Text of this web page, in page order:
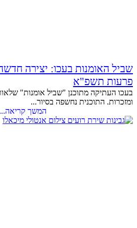
שביל האומנות בעכו: יצירה
פרעות תשפ"א
בעכו העתיקה מתוכנן "שביל אומנות"
ומזכרות. התוכנית נחשפה בסיור...
המשך קריאה...